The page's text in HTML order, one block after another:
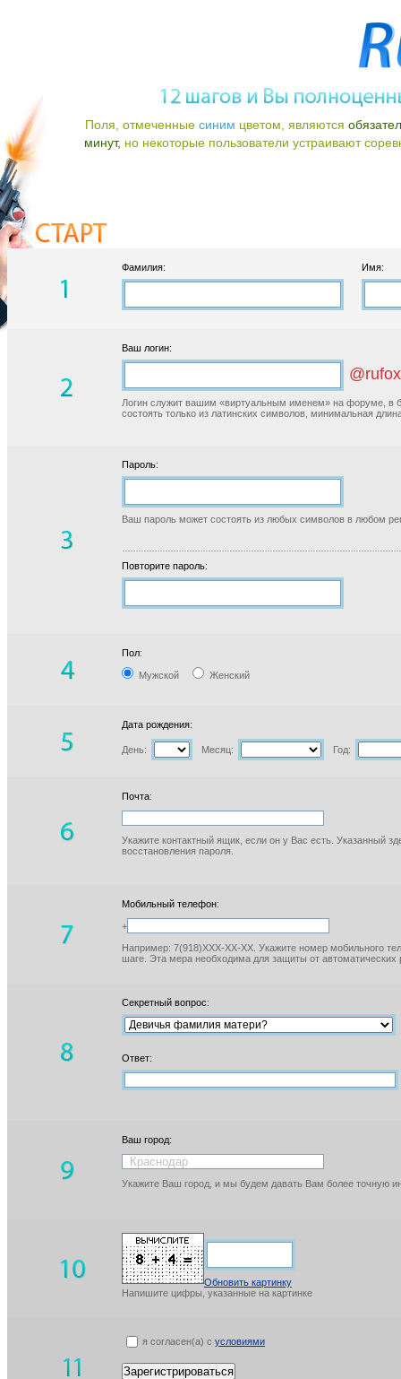
Поля, отмеченные синим цветом, являются
минут, но некоторые пользователи устраивают
Фамилия: Имя:
Ваш логин:
Логин служит вашим «виртуальным именем» на форуме, в
состоять только из латинских символов, минимальная
Пароль:
Ваш пароль может состоять из любых символов в любом
Повторите пароль:
Пол:
Мужской Женский
Дата рождения:
День: Месяц: Год:
Почта:
Укажите контактный ящик, если он у Вас есть. Указанный
восстановления пароля.
Мобильный телефон:
+
Например: 7(918)XXX-XX-XX. Укажите номер мобильного
шаге. Эта мера необходима для защиты от автоматических
Секретный вопрос:
Ответ:
Ваш город:
Укажите Ваш город, и мы будем давать Вам более точную
Обновить картинку
Напишите цифры, указанные на картинке
я согласен(а) с условиями
Зарегистрироваться